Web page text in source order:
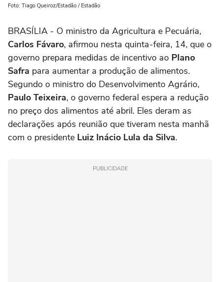
Foto: Tiago Queiroz/Estadão / Estadão
BRASÍLIA - O ministro da Agricultura e Pecuária,
Carlos Fávaro, afirmou nesta quinta-feira, 14, que o
governo prepara medidas de incentivo ao Plano
Safra para aumentar a produção de alimentos.
Segundo o ministro do Desenvolvimento Agrário,
Paulo Teixeira, o governo federal espera a redução
no preço dos alimentos até abril. Eles deram as
declarações após reunião que tiveram nesta manhã
com o presidente Luiz Inácio Lula da Silva.
PUBLICIDADE